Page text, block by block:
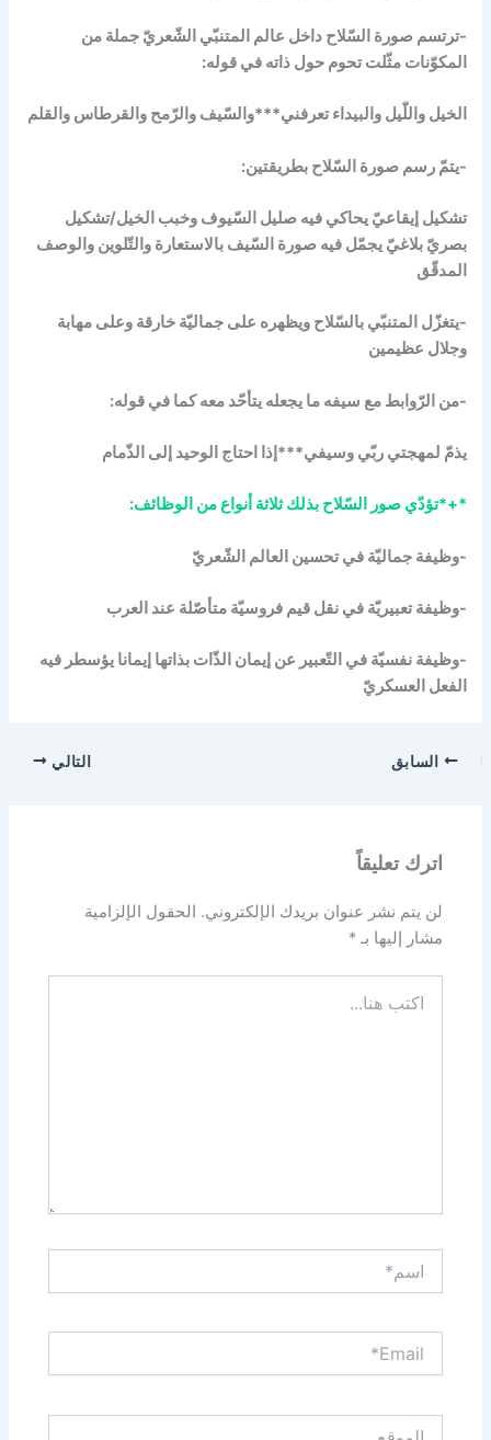
-ترتسم صورة السّلاح داخل عالم المتنبّي الشّعريّ جملة من
المكوّنات مثّلت تحوم حول ذاته في قوله:
الخيل واللّيل والبيداء تعرفني***والسّيف والرّمح والقرطاس والقلم
-يتمّ رسم صورة السّلاح بطريقتين:
تشكيل إيقاعيّ يحاكي فيه صليل السّيوف وخبب الخيل/تشكيل
بصريّ بلاغيّ يجمّل فيه صورة السّيف بالاستعارة والتّلوين والوصف
المدقّق
-يتغزّل المتنبّي بالسّلاح ويظهره على جماليّة خارقة وعلى مهابة
وجلال عظيمين
-من الرّوابط مع سيفه ما يجعله يتأحّد معه كما في قوله:
يذمّ لمهجتي ربّي وسيفي***إذا احتاج الوحيد إلى الذّمام
*+*تؤدّي صور السّلاح بذلك ثلاثة أنواع من الوظائف:
-وظيفة جماليّة في تحسين العالم الشّعريّ
-وظيفة تعبيريّة في نقل قيم فروسيّة متأصّلة عند العرب
-وظيفة نفسيّة في التّعبير عن إيمان الذّات بذاتها إيمانا يؤسطر فيه
الفعل العسكريّ
السابق التالي
اترك تعليقاً
لن يتم نشر عنوان بريدك الإلكتروني. الحقول الإلزامية
مشار إليها بـ*
هنا...